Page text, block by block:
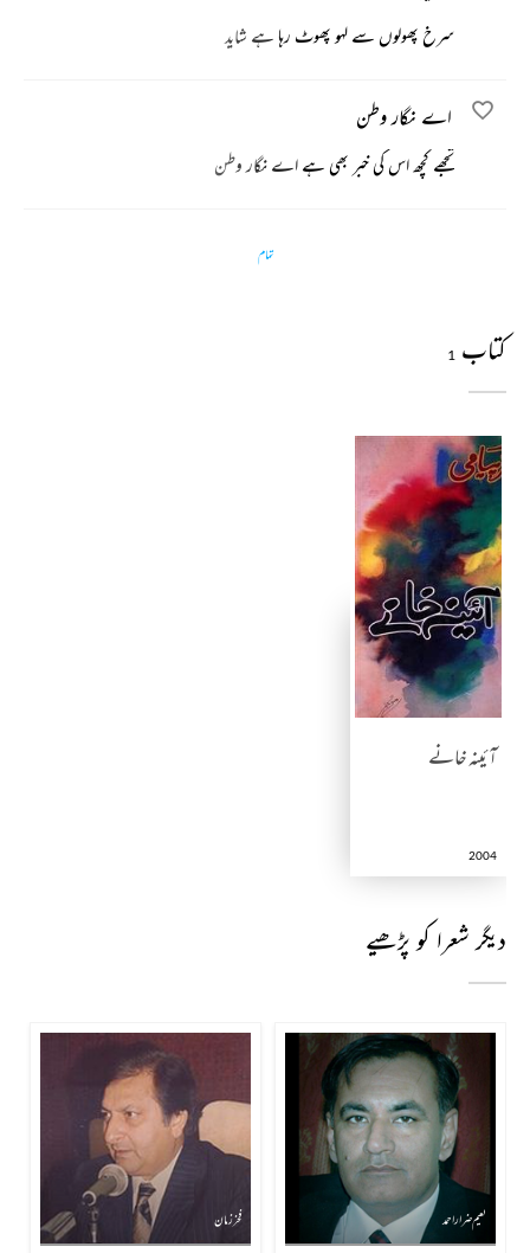
سرخ پھولوں سے لہو پھوٹ رہا ہے شاید
اے نگار وطن
تجھے کچھ اس کی خبر بھی ہے اے نگار وطن
تمام
کتاب 1
آئینہ خانے
2004
دیگر شعرا کو پڑھیے
نعیم ضرار احمد فخر زمان